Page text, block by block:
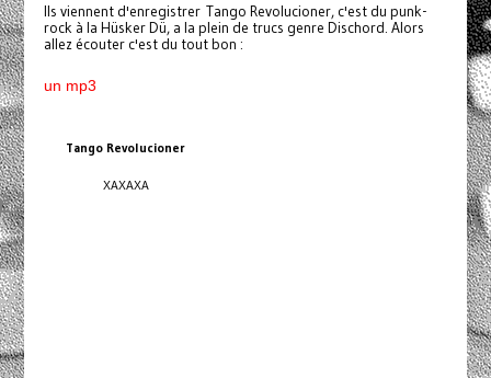
Ils viennent d'enregistrer Tango Revolucioner, c'est du punk-
rock à la Hüsker Dü, a la plein de trucs genre Dischord. Alors
allez écouter c'est du tout bon :
un mp3
Tango Revolucioner
XAXAXA